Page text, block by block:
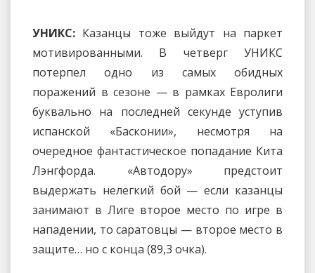
УНИКС: Казанцы тоже выйдут на паркет
мотивированными. В четверг УНИКС
потерпел одно из самых обидных
поражений в сезоне — в рамках Евролиги
буквально на последней секунде уступив
испанской «Басконии», несмотря на
очередное фантастическое попадание Кита
Лэнгфорда. «Автодору» предстоит
выдержать нелегкий бой — если казанцы
занимают в Лиге второе место по игре в
нападении, то саратовцы — второе место в
защите… но с конца (89,3 очка).